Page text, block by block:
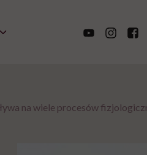
na wiele procesów